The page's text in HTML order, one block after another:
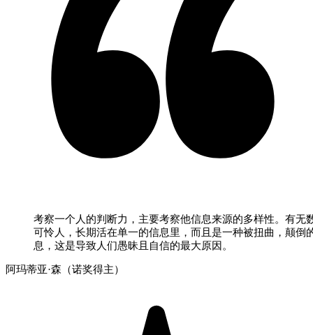
考察一个人的判断力，主要考察他信息来源的多样性。有无
可怜人，长期活在单一的信息里，而且是一种被扭曲，颠倒
息，这是导致人们愚昧且自信的最大原因。
阿玛蒂亚·森（诺奖得主）